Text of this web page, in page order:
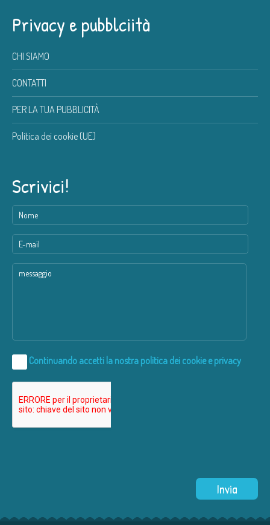
Privacy e pubblciità
CHI SIAMO
CONTATTI
PER LA TUA PUBBLICITÀ
Politica dei cookie (UE)
Scrivici!
Continuando accetti la nostra politica dei cookie e privacy